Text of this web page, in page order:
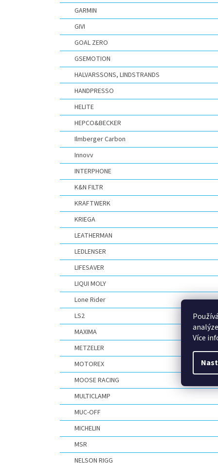
Více
GARMIN
GIVI
GOAL ZERO
GSEMOTION
HALVARSSONS, LINDSTRANDS
HANDPRESSO
HELITE
HEPCO&BECKER
Ilmberger Carbon
Innovv
INTERPHONE
K&N FILTR
KRAFTWERK
KRIEGA
LEATHERMAN
LEDLENSER
LIFESAVER
LIQUI MOLY
Lone Rider
LS2
MAXIMA
METZELER
MOTOREX
MOOSE RACING
MULTICLAMP
MUC-OFF
MICHELIN
MSR
NELSON RIGG